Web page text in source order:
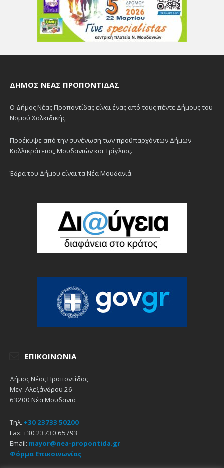
ΔΉΜΟΣ ΝΈΑΣ ΠΡΟΠΟΝΤΊΔΑΣ
Ο Δήμος Νέας Προποντίδας είναι ένας από τους πέντε Δήμους του
Νομού Χαλκιδικής.
Προέκυψε από την συνένωση των προϋπαρχόντων Δήμων
Καλλικράτειας, Μουδανιών και Τρίγλιας.
Έδρα του Δήμου είναι τα Νέα Μουδανιά.
ΕΠΙΚΟΙΝΩΝΊΑ
Δήμος Νέας Προποντίδας
Μεγ. Αλεξάνδρου 26
63200 Νέα Μουδανιά
Τηλ. +30 23733 50200
Fax: +30 23730 65793
Email: mayor@nea-propontida.gr
Φόρμα Επικοινωνίας